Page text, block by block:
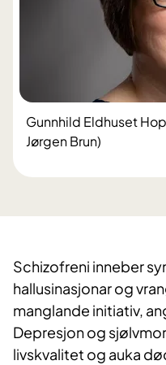
Gunnhild Eldhuset
Jørgen Brun)
Schizofreni inneber
hallusinasjonar og
manglande initiativ,
Depresjon og
livskvalitet og auka